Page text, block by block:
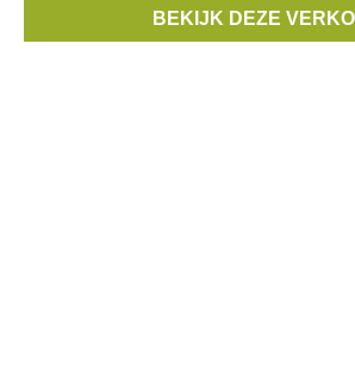
BEKIJK DEZE